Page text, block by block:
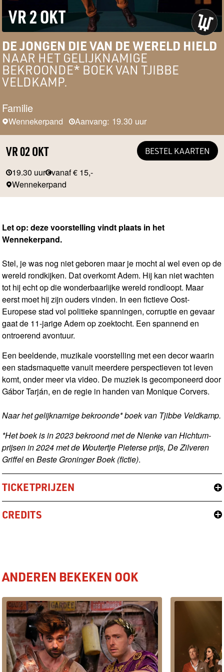
VR 2 OKT
DE JONGEN DIE VAN DE WERELD HIELD
NAAR HET GELIJKNAMIGE
BEKROONDE* BOEK VAN TJIBBE
VELDKAMP.
Familie
Wennekerpand Aanvang: 19.30 uur
Let op: deze voorstelling vindt plaats in het
Wennekerpand.
Stel, je was nog niet geboren maar je mocht al wel even op de
wereld rondkijken. Dat overkomt Adem. Hij kan niet wachten
tot hij echt op die wonderbaarlijke wereld rondloopt. Maar
eerst moet hij zijn ouders vinden. In een fictieve Oost-
Europese stad vol politieke spanningen, corruptie en gevaar
gaat de 11-jarige Adem op zoektocht. Een spannend en
ontroerend avontuur.
Een beeldende, muzikale voorstelling met een decor waarin
een stadsmaquette vanuit meerdere perspectieven tot leven
komt, onder meer via video. De muziek is gecomponeerd door
Gábor Tarján, en de regie in handen van Monique Corvers.
Naar het gelijknamige bekroonde* boek van Tjibbe Veldkamp.
*Het boek is in 2023 bekroond met de Nienke van Hichtum-
prijsen in 2024 met de Woutertje Pieterse prijs, De Zilveren
GriffelenBeste Groninger Boek (fictie).
TICKETPRIJZEN
CREDITS
VR 02 OKT BESTEL KAARTEN
19.30 uur vanaf € 15,-
Wennekerpand
ANDEREN BEKEKEN OOK